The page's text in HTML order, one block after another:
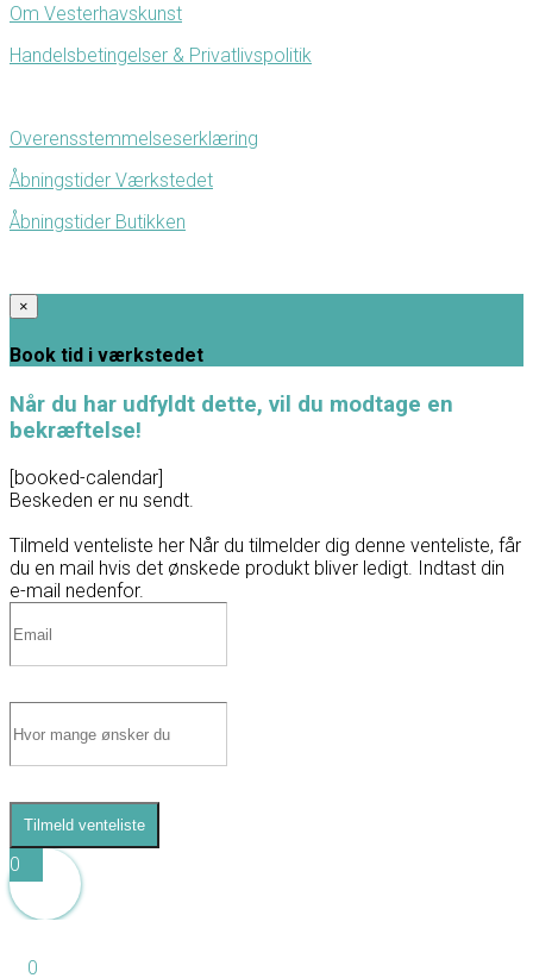
Om Vesterhavskunst
Handelsbetingelser & Privatlivspolitik
Overensstemmelseserklæring
Åbningstider Værkstedet
Åbningstider Butikken
×
Book tid i værkstedet
Når du har udfyldt dette, vil du modtage en
bekræftelse!
[booked-calendar]
Beskeden er nu sendt.
Tilmeld venteliste her Når du tilmelder dig denne venteliste, får
du en mail hvis det ønskede produkt bliver ledigt. Indtast din
e-mail nedenfor.
Tilmeld venteliste
0
0